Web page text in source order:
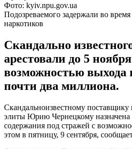
Фото: kyiv.npu.gov.ua
Подозреваемого задержали во
наркотиков
Скандально
арестовали до 5
возможностью выхода
почти два миллиона.
Скандальноизвестному поставщику
элиты Юрию Чернецкому назначена
содержания под стражей с
этом в пятницу, 9 сентября,